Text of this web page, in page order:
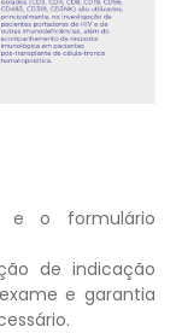
e o formulário
de indicação
e garantia